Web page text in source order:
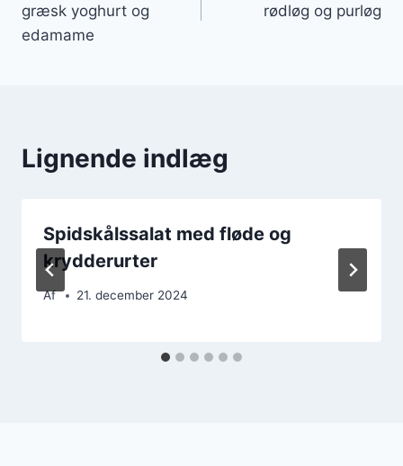
græsk yoghurt og
edamame
rødløg og purløg
Lignende indlæg
Spidskålssalat med fløde og
krydderurter
Af 21. december 2024